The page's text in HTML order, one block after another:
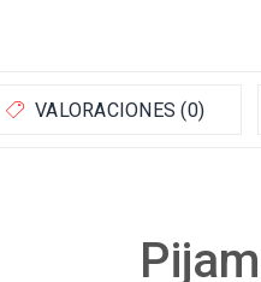
VALORACIONES (0)